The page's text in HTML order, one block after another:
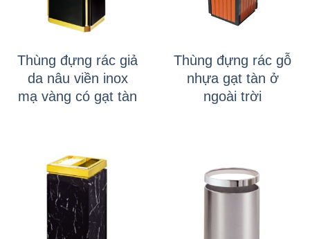
Thùng đựng rác giả
da nâu viền inox
mạ vàng có gạt tàn
Thùng đựng rác gỗ
nhựa gạt tàn ở
ngoài trời